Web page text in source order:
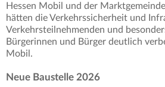
Hessen Mobil und der
hätten die Verkehrssicherheit und
Verkehrsteilnehmenden und
Bürgerinnen und Bürger deutlich
Mobil.
Neue Baustelle 2026